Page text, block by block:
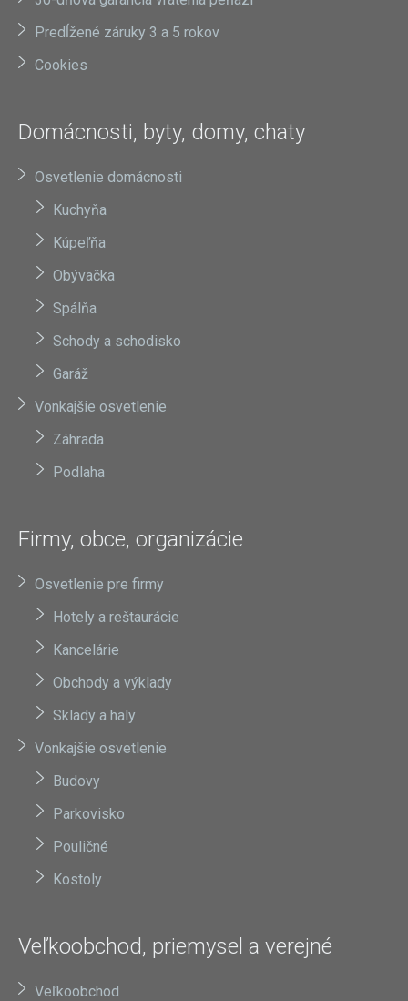
Predĺžené záruky 3 a 5 rokov
Cookies
Domácnosti, byty, domy, chaty
Osvetlenie domácnosti
Kuchyňa
Kúpeľňa
Obývačka
Spálňa
Schody a schodisko
Garáž
Vonkajšie osvetlenie
Záhrada
Podlaha
Firmy, obce, organizácie
Osvetlenie pre firmy
Hotely a reštaurácie
Kancelárie
Obchody a výklady
Sklady a haly
Vonkajšie osvetlenie
Budovy
Parkovisko
Pouličné
Kostoly
Veľkoobchod, priemysel a verejné
Veľkoobchod